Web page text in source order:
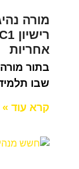
מורה
אחריות
בתור
שבו
קרא עוד »